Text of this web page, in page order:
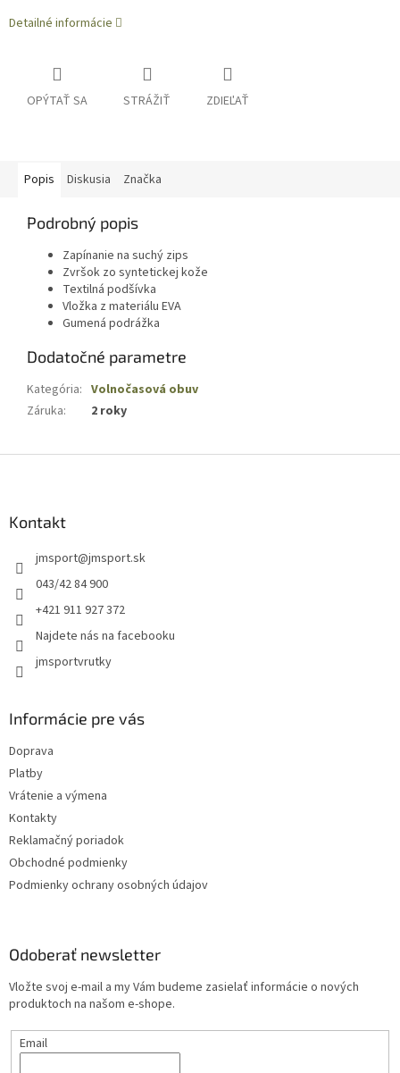
Detailné informácie
OPÝTAŤ SA STRÁŽIŤ ZDIEĽAŤ
Popis Diskusia Značka
Podrobný popis
Zapínanie na suchý zips
Zvršok zo syntetickej kože
Textilná podšívka
Vložka z materiálu EVA
Gumená podrážka
Dodatočné parametre
Kategória: Volnočasová obuv
Záruka: 2 roky
Kontakt
jmsport@jmsport.sk
043/42 84 900
+421 911 927 372
Najdete nás na facebooku
jmsportvrutky
Informácie pre vás
Doprava
Platby
Vrátenie a výmena
Kontakty
Reklamačný poriadok
Obchodné podmienky
Podmienky ochrany osobných údajov
Odoberať newsletter
Vložte svoj e-mail a my Vám budeme zasielať informácie o nových
produktoch na našom e-shope.
Email